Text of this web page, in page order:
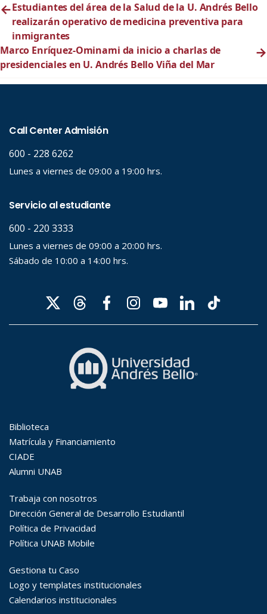
←Estudiantes del área de la Salud de la U. Andrés Bello
realizarán operativo de medicina preventiva para
inmigrantes
Marco Enríquez-Ominami da inicio a charlas de
presidenciales en U. Andrés Bello Viña del Mar
→